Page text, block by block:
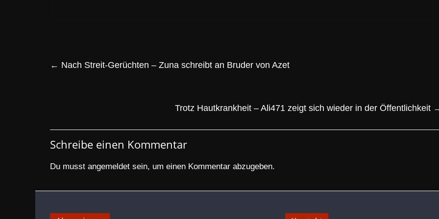
← Nach Streit-Gerüchten – Zuna schreibt an Bruder von Azet
Trotz Hautkrankheit – Ali471 zeigt sich wieder in der Öffentlichkeit
Schreibe einen Kommentar
Du musst angemeldet sein, um einen Kommentar abzugeben.